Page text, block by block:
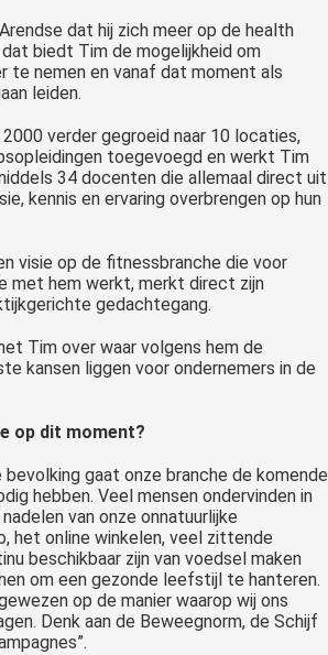
dat hij zich meer op de health
biedt Tim de mogelijkheid om
te nemen en vanaf dat moment als
leiden.
2000 verder gegroeid naar 10 locaties,
toegevoegd en werkt Tim
34 docenten die allemaal direct uit
kennis en ervaring overbrengen op hun
visie op de fitnessbranche die voor
met hem werkt, merkt direct zijn
gedachtegang.
Tim over waar volgens hem de
kansen liggen voor ondernemers in de
op dit moment?
bevolking gaat onze branche de komende
hebben. Veel mensen ondervinden in
van onze onnatuurlijke
het online winkelen, veel zittende
beschikbaar zijn van voedsel maken
om een gezonde leefstijl te hanteren.
op de manier waarop wij ons
Denk aan de Beweegnorm, de Schijf